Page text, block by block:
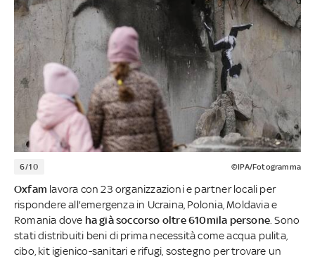
6/10 ©IPA/Fotogramma
Oxfam lavora con 23 organizzazioni e partner locali per
rispondere all'emergenza in Ucraina, Polonia, Moldavia e
Romania dove ha già soccorso oltre 610mila persone . Sono
stati distribuiti beni di prima necessità come acqua pulita,
cibo, kit igienico-sanitari e rifugi, sostegno per trovare un